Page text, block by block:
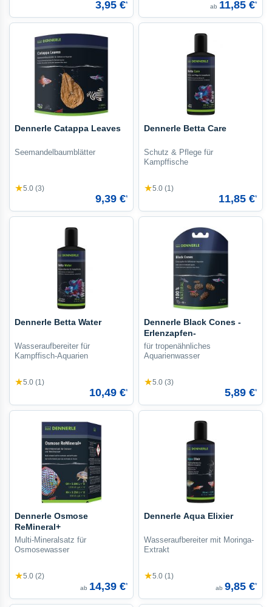
3,95 €* ab 11,85 €*
Dennerle Catappa Leaves
Seemandelbaumblätter
★5.0 (3)
9,39 €*
Dennerle Betta Care
Schutz & Pflege für
Kampffische
★5.0 (1)
11,85 €*
Dennerle Betta Water
Wasseraufbereiter für
Kampffisch-Aquarien
★5.0 (1)
10,49 €*
Dennerle Black Cones -
Erlenzapfen-
für tropenähnliches
Aquarienwasser
★5.0 (3)
5,89 €*
Dennerle Osmose
ReMineral+
Multi-Mineralsatz für
Osmosewasser
★5.0 (2)
ab 14,39 €*
Dennerle Aqua Elixier
Wasseraufbereiter mit Moringa-
Extrakt
★5.0 (1)
ab 9,85 €*